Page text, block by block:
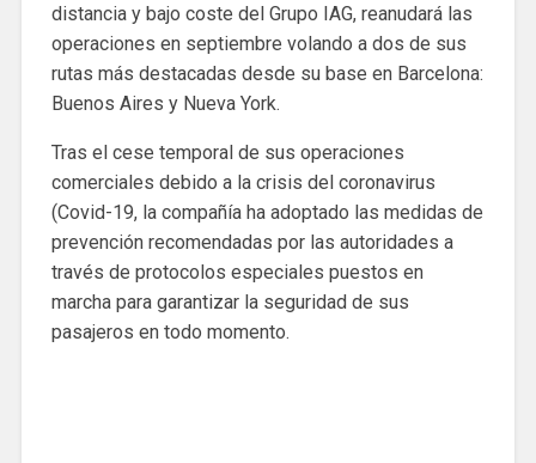
distancia y bajo coste del Grupo IAG, reanudará las
operaciones en septiembre volando a dos de sus
rutas más destacadas desde su base en Barcelona:
Buenos Aires y Nueva York.
Tras el cese temporal de sus operaciones
comerciales debido a la crisis del coronavirus
(Covid-19, la compañía ha adoptado las medidas de
prevención recomendadas por las autoridades a
través de protocolos especiales puestos en
marcha para garantizar la seguridad de sus
pasajeros en todo momento.